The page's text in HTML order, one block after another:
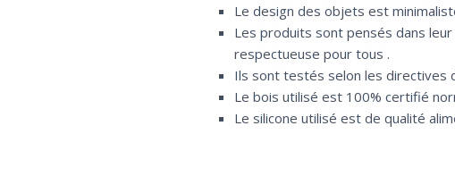
Le design des objets est
Les produits sont pensés dans
respectueuse pour tous .
Ils sont testés selon les directives
Le bois utilisé est 100% certifié
Le silicone utilisé est de qualité